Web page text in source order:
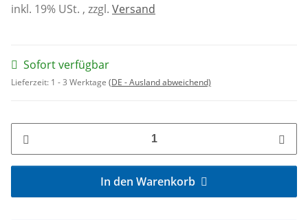
inkl. 19% USt. , zzgl. Versand
Sofort verfügbar
Lieferzeit: 1 - 3 Werktage (DE - Ausland abweichend)
In den Warenkorb